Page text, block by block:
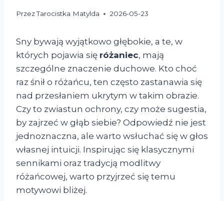
PrzezTarocistka Matylda 2026-05-23
Sny bywają wyjątkowo głębokie, a te, w
których pojawia się różaniec, mają
szczególne znaczenie duchowe. Kto choć
raz śnił o różańcu, ten często zastanawia się
nad przesłaniem ukrytym w takim obrazie.
Czy to zwiastun ochrony, czy może sugestia,
by zajrzeć w głąb siebie? Odpowiedź nie jest
jednoznaczna, ale warto wsłuchać się w głos
własnej intuicji. Inspirując się klasycznymi
sennikami oraz tradycją modlitwy
różańcowej, warto przyjrzeć się temu
motywowi bliżej.